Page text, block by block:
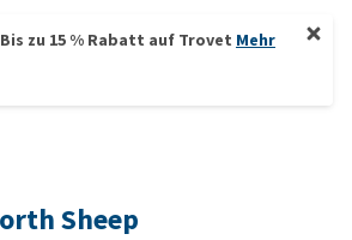
zu 15 % Rabatt auf Trovet Mehr
Sheep